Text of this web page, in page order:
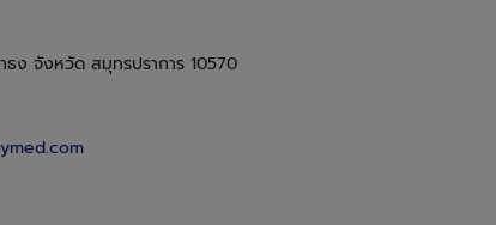
ธง จังหวัด สมุทรปราการ 10570